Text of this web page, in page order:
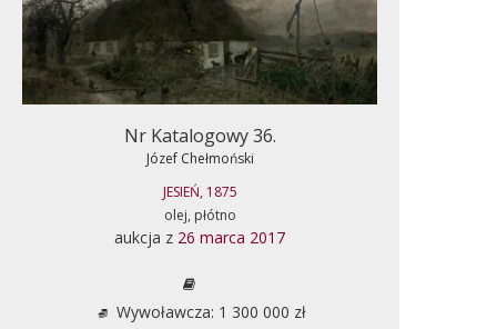
Nr Katalogowy 36.
Józef Chełmoński
JESIEŃ, 1875
olej, płótno
aukcja z 26 marca 2017
Wywoławcza: 1 300 000 zł